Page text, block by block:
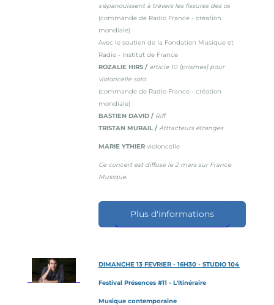
s'épanouissent à travers les fissures des os
(commande de Radio France - création
mondiale)
Avec le soutien de la Fondation Musique et
Radio - Institut de France
ROZALIE HIRS / article 10 [prismes] pour
violoncelle solo
(commande de Radio France - création
mondiale)
BASTIEN DAVID / Riff
TRISTAN MURAIL /Attracteurs étranges
MARIE YTHIERvioloncelle
Ce concert est diffusé le 2 mars sur France
Musique.
Plus d'informations
DIMANCHE 13 FEVRIER - 16H30 - STUDIO 104
Festival Présences #11 - L'Itinéraire
Musique contemporaine